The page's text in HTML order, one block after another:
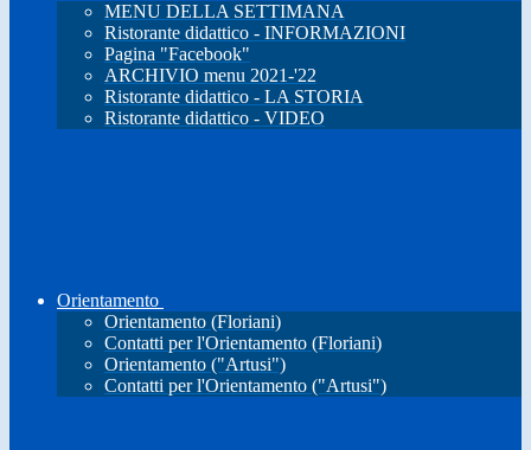
MENU DELLA SETTIMANA
Ristorante didattico - INFORMAZIONI
Pagina "Facebook"
ARCHIVIO menu 2021-'22
Ristorante didattico - LA STORIA
Ristorante didattico - VIDEO
Orientamento
Orientamento (Floriani)
Contatti per l'Orientamento (Floriani)
Orientamento ("Artusi")
Contatti per l'Orientamento ("Artusi")